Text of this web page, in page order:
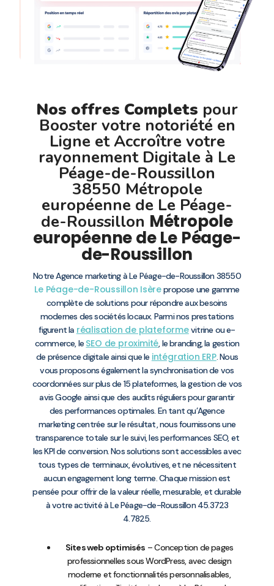
Nos offres Complets pour
Booster votre notoriété en
Ligne et Accroître votre
rayonnement Digitale à Le
Péage-de-Roussillon
38550 Métropole
européenne de Le Péage-
de-Roussillon Métropole
européenne de Le Péage-
de-Roussillon
Notre Agence marketing à Le Péage-de-Roussillon 38550
Le Péage-de-Roussillon Isèrepropose une gamme
complète de solutions pour répondre aux besoins
modernes des sociétés locaux. Parmi nos prestations
figurent la réalisation de plateformevitrine ou e-
commerce, le SEO de proximité, le branding, la gestion
de présence digitale ainsi que le intégration ERP. Nous
vous proposons également la synchronisation de vos
coordonnées sur plus de 15 plateformes, la gestion de vos
avis Google ainsi que des audits réguliers pour garantir
des performances optimales. En tant qu’Agence
marketing centrée sur le résultat, nous fournissons une
transparence totale sur le suivi, les performances SEO, et
les KPI de conversion. Nos solutions sont accessibles avec
tous types de terminaux, évolutives, et ne nécessitent
aucun engagement long terme. Chaque mission est
pensée pour offrir de la valeur réelle, mesurable, et durable
à votre activité à Le Péage-de-Roussillon 45.3723
4.7825.
Sites web optimisés – Conception de pages
professionnelles sous WordPress, avec design
moderne et fonctionnalités personnalisables,